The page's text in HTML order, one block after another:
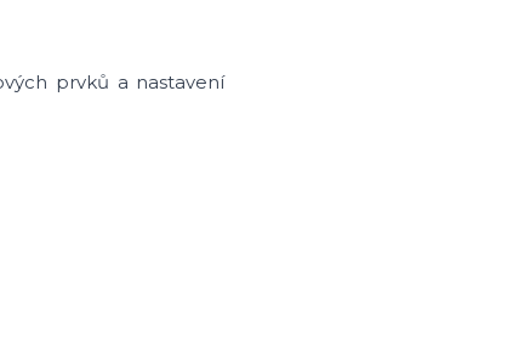
prvků a nastavení